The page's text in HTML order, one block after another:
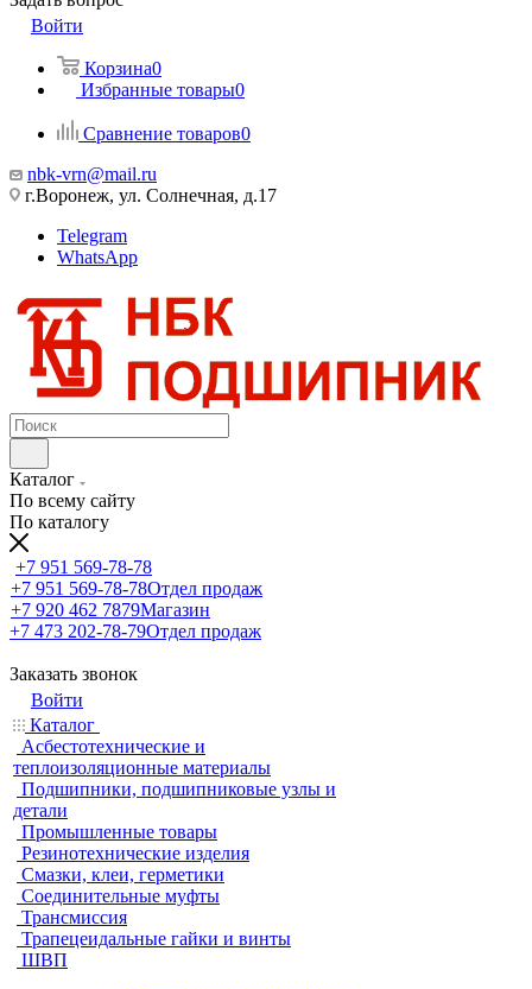
Войти
Корзина0
Избранные товары0
Сравнение товаров0
nbk-vrn@mail.ru
г.Воронеж, ул. Солнечная, д.17
Telegram
WhatsApp
Каталог
По всему сайту
По каталогу
+7 951 569-78-78
+7 951 569-78-78Отдел продаж
+7 920 462 7879Магазин
+7 473 202-78-79Отдел продаж
Заказать звонок
Войти
Каталог
Асбестотехнические и
теплоизоляционные материалы
Подшипники, подшипниковые узлы и
детали
Промышленные товары
Резинотехнические изделия
Смазки, клеи, герметики
Соединительные муфты
Трансмиссия
Трапецеидальные гайки и винты
ШВП